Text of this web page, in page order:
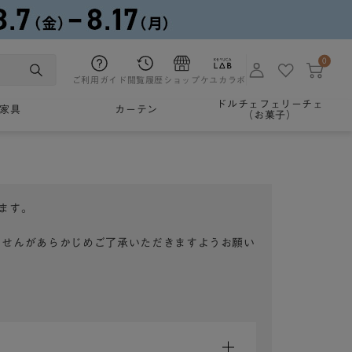
ご利用ガイド 閲覧履歴 ショップケユカラボ
0
家具 カーテン
ドルチェフェリーチェ
（お菓子）
す。
んがあらかじめご了承いただきますようお願い